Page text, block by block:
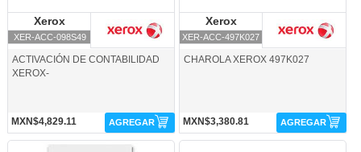
Xerox
XER-ACC-098S49
ACTIVACIÓN DE CONTABILIDAD
XEROX-
MXN$4,829.11 AGREGAR
Xerox
XER-ACC-497K027
CHAROLA XEROX 497K027
MXN$3,380.81 AGREGAR
XER-ACC-498K151-Xerox